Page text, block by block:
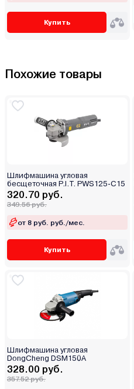
Купить
Похожие товары
Шлифмашина угловая
бесщеточная P.I.T. PWS125-C15
320.70 руб.
349.56 руб.
от 8 руб. руб./мес.
Купить
Шлифмашина угловая
DongCheng DSM150A
328.00 руб.
357.52 руб.